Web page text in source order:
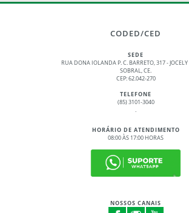
CODED/CED
SEDE
RUA DONA IOLANDA P. C. BARRETO, 317 -
SOBRAL, CE.
CEP: 62.042-270
TELEFONE
(85) 3101-3040
.
HORÁRIO DE ATENDIMENTO
08:00 ÀS 17:00 HORAS
NOSSOS CANAIS